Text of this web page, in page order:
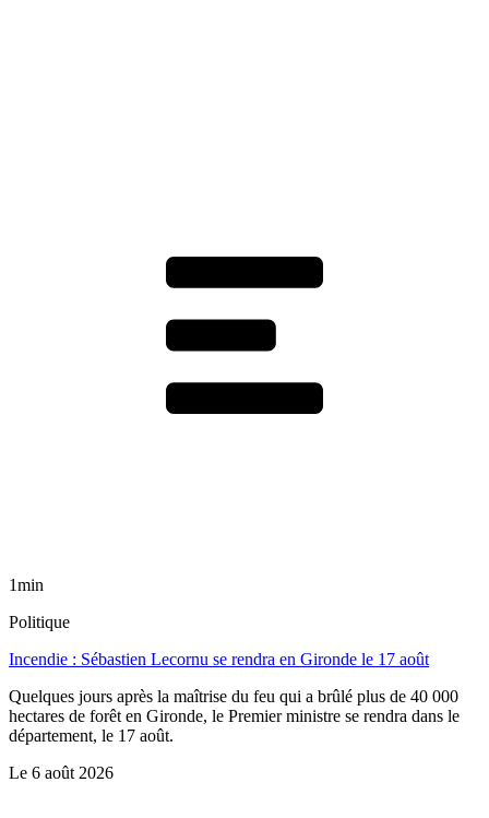
1min
Politique
Incendie : Sébastien Lecornu se rendra en Gironde le 17 août
Quelques jours après la maîtrise du feu qui a brûlé plus de 40 000
hectares de forêt en Gironde, le Premier ministre se rendra dans le
département, le 17 août.
Le 6 août 2026